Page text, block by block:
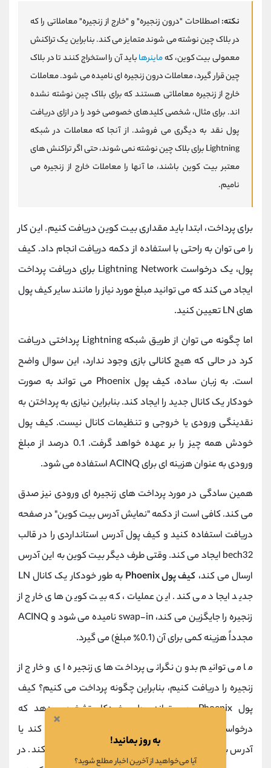
نکته:اصطلاحات "درون زنجیره" و "خارج از زنجیره" معاملاتی را که
در بلاک چین نوشته می شوند متمایز می کند. بنابراین یک تراکنش
معمولی بیت کوین، کهماینرهاباید آن را استخراج کنند تا در بلاک
چین قرار گیرد، معاملات درون زنجیره ای نامیده می شود. معاملات
خارج از زنجیره معاملاتی هستند که برای بلاک چین نوشته نشده
اند. برای مثال، شخصی کلیدهای خصوصی خود را در ازای دریافت
پول نقد به دیگری می فروشد. از آنجا که معاملات در شبکه
Lightning برای بلاک چین نوشته نمی شوند، حتی اگر تراکنش های
معتبر بیت کوین باشند، ما آنها را معاملات خارج از زنجیره می
نامیم.
برای پرداخت، ابتدا باید مقداری بیت کوین دریافت کنیم. این کار
را می توان به راحتی با استفاده از دکمه دریافت انجام داد. کیف
پول، یک درخواست Lightning Network برای دریافت پرداخت
ایجاد می کند که می توانید مبلغ مورد نیاز را مانند سایر کیف پول
های LN تعیین کنید.
اما چگونه می توان از طریق شبکه Lightning پرداختی دریافت
کرد در حالی که هیچ کانالی بازی وجود ندارد، این سوال واضح
است. به زبان ساده، کیف پول Phoenix می تواند به صورت
خودکار یک کانال جدید را ایجاد کند. بنابراین نیازی به پرداختن به
نقدینگی ورودی یا خروجی و تنظیمات کانال نیست. کیف پول
خودش همه چیز را بر عهده خواهد گرفت. 0.1 درصد از مبلغ
ورودی به عنوان هزینه ای برای ACINQ استفاده می شود.
همین سادگی در مورد پرداخت های زنجیره ای ورودی نیز صدق
می کند. کافی است از دکمه "نمایش آدرس بیت کوین" در صفحه
دریافت استفاده کنید و کیف پول آدرس استانداردی را در قالب
bech32 ایجاد می کند. وقتی طرف دیگر بیت کوین به این آدرس
ارسال می کند، کیف پول Phoenix
به طور خودکار یک کانال LN
جدید ایجاد می کند. این عملیات، که بیت کوین های خارج از
زنجیره را جایگزین می کند، swap-in نامیده می شود و ACINQ
مجدداً هزینه کمی برای آن (0.1٪ مبلغ) می گیرد.
ما می توانیم بدون نگرانی پرداخت های زنجیره ای و خارج از
زنجیره را دریافت کنیم، بنابراین چگونه پرداخت می کنیم؟ کیف
پول Phoenix، می تواند بطور خودکار تشخیص دهد که
درخواست پرداخت Lightning Network را اسکن می کند یا
آدرس بیت کوین ساده و در نهایت مطابق آن عمل می کند. در
×
به روز بمانید!
آیا می‌خواهید از آخرین اخبار مطلع شوید؟